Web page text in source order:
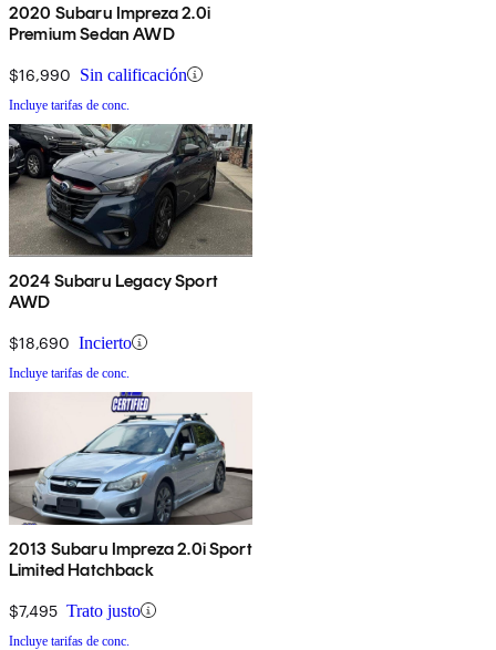
2020 Subaru Impreza 2.0i
Premium Sedan AWD
$16,990 Sin calificación
Incluye tarifas de conc.
2024 Subaru Legacy Sport
AWD
$18,690 Incierto
Incluye tarifas de conc.
2013 Subaru Impreza 2.0i Sport
Limited Hatchback
$7,495 Trato justo
Incluye tarifas de conc.